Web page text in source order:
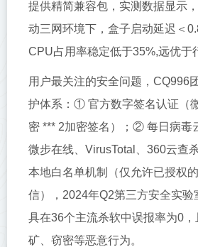
提供精简兼容包，实测数据显示
动三网环境下，盒子启动延迟＜
CPU占用率稳定低于35%,远优于
用户最关注的安全问题，CQ996
护体系：① 官方数字签名认证（
密 *** 2加密签名）；② 每日病毒
微步在线、VirusTotal、360云查
本地白名单机制（仅允许已授权
信），2024年Q2第三方安全实验
具在36个主流杀软中误报率为0
矿、窃密等恶意行为。